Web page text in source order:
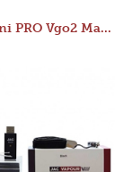
Crystal Mini PRO Vgo2 Manual 400mAh Kit